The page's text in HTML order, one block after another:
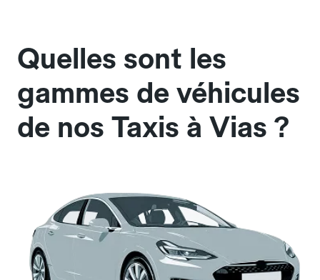
Quelles sont les
gammes de véhicules
de nos Taxis à Vias ?